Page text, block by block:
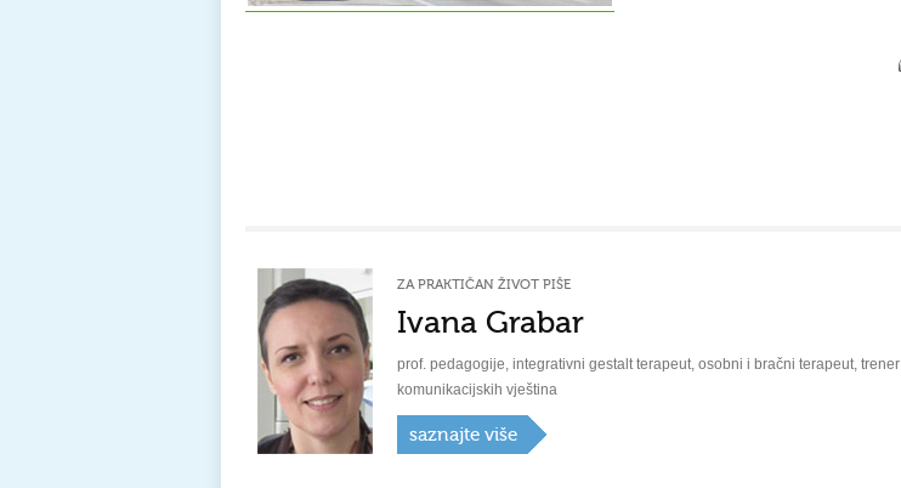
ZA PRAKTIČAN ŽIVOT PIŠE
Ivana Grabar
prof. pedagogije, integrativni gestalt terapeut, osobni i bračni terapeut, trener
komunikacijskih vještina
saznajte više